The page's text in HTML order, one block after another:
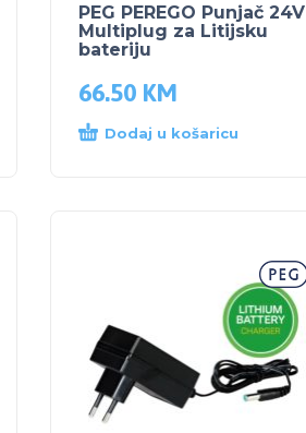
PEG PEREGO Punjač 24V
Multiplug za Litijsku
bateriju
66.50 KM
Dodaj u košaricu